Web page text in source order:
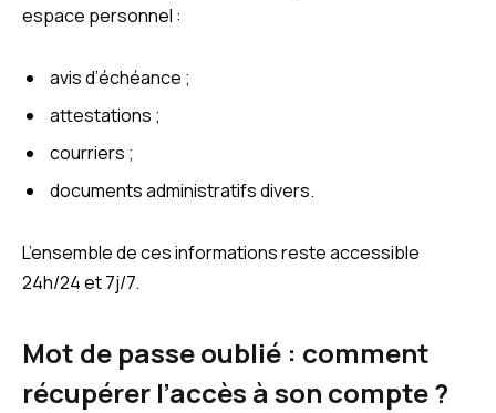
espace personnel :
avis d’échéance ;
attestations ;
courriers ;
documents administratifs divers.
L’ensemble de ces informations reste accessible
24h/24 et 7j/7.
Mot de passe oublié : comment
récupérer l’accès à son compte ?